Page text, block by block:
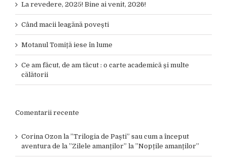
La revedere, 2025! Bine ai venit, 2026!
Când macii leagănă povești
Motanul Tomiță iese în lume
Ce am făcut, de am tăcut : o carte academică și multe
călătorii
Comentarii recente
Corina Ozon la ”Trilogia de Paști” sau cum a început
aventura de la ”Zilele amanților” la ”Nopțile amanților”